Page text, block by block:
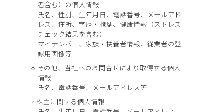
者含む）の個人情報
氏名、性別、生年月日、電話番号、メールアド
レス、住所、学歴・職歴、健康情報（ストレス
チェック結果を含む）
マイナンバー、家族・扶養者情報、従業者の登
録用画像等
その他、当社へのお問合せにより取得する個人
情報
氏名、電話番号、メールアドレス等
株主に関する個人情報